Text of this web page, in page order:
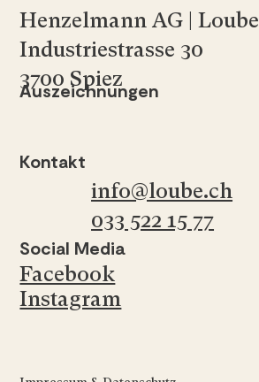
info@loube.ch
033 522 15 77
Kontakt
Facebook
Instagram
Social Media
Auszeichnungen
Henzelmann AG |
Industriestrasse 30
3700 Spiez